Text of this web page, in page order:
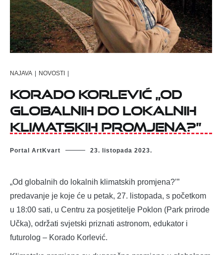
NAJAVA NOVOSTI
Korado Korlević „Od
globalnih do lokalnih
klimatskih promjena?”
Portal ArtKvart 23. listopada 2023.
„Od globalnih do lokalnih klimatskih promjena?’”
predavanje je koje će u petak, 27. listopada, s početkom
u 18:00 sati, u Centru za posjetitelje Poklon (Park prirode
Učka), održati svjetski priznati astronom, edukator i
futurolog – Korado Korlević.